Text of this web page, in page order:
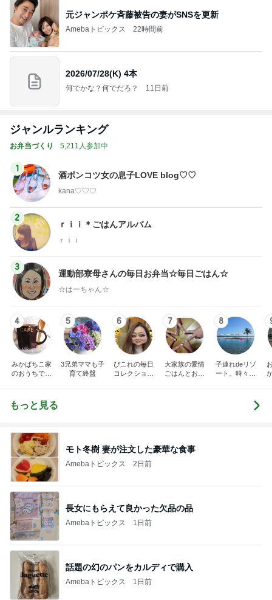
元ジャンポケ斉藤被告の妻がSNSを更新
Amebaトピックス 22時間前
2026/07/28(K) 4本
何でかな？何でだろ？ 11日前
ジャンルランキング
お弁当づくり 5,211人参加中
1
酒ポンコツ女の息子LOVE blog♡♡
kana♡♡♡
2
ｒｉｉ＊ごはんアルバム
ｒｉｉ
3
運動部寮母さんの毎日お弁当☆毎日ごはん☆
☆はーちゃん☆
4
みかぱちこ家
のおうちでご
5
3兄弟ママも子
育て終盤
6
ぴこれの毎日
コレクション
7
大家族の愛情
ごはんとお弁
8
子連れdeリゾ
ート、時々キ
もっと見る
モト冬樹 妻が注文した豪華な食事
Amebaトピックス 2日前
長女にもらえて良かった欠品の品
Amebaトピックス 1日前
話題の幻のパンをカルディで購入
Amebaトピックス 1日前